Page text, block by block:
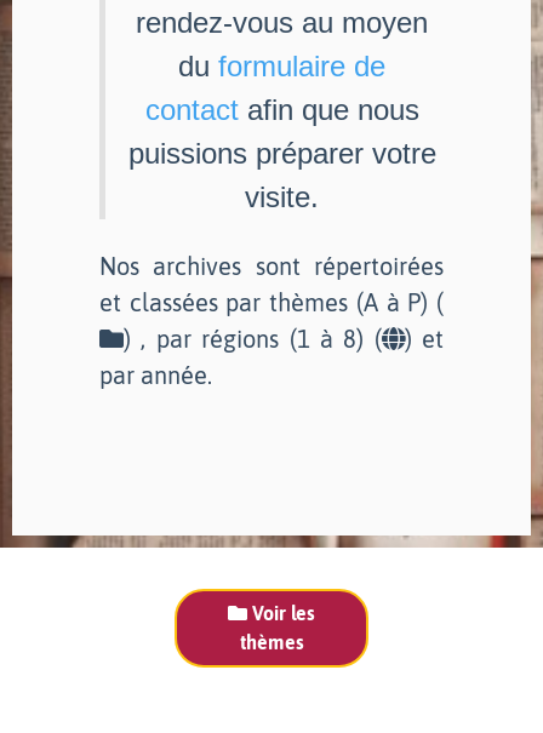
rendez-vous au moyen
du formulaire de
contactafin que nous
puissions préparer votre
visite.
Nos archives sont répertoirées
et classées par thèmes (A à P) (
) , par régions (1 à 8) (
) et
par année.
Voir les
thèmes